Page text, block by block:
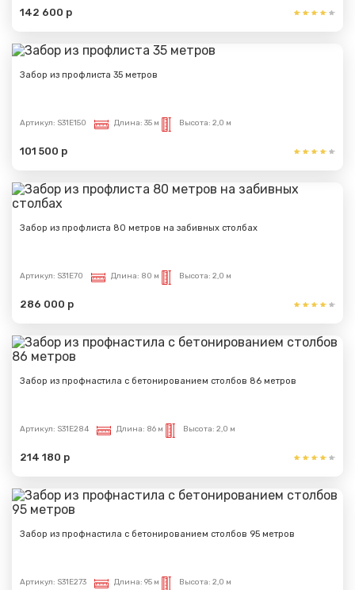
142 600 р
Забор из профлиста 35 метров
Артикул: S31E150 Длина: 35 м Высота: 2,0 м
101 500 р
Забор из профлиста 80 метров на забивных столбах
Артикул: S31E70 Длина: 80 м Высота: 2,0 м
286 000 р
Забор из профнастила с бетонированием столбов 86 метров
Артикул: S31E284 Длина: 86 м Высота: 2,0 м
214 180 р
Забор из профнастила с бетонированием столбов 95 метров
Артикул: S31E273 Длина: 95 м Высота: 2,0 м